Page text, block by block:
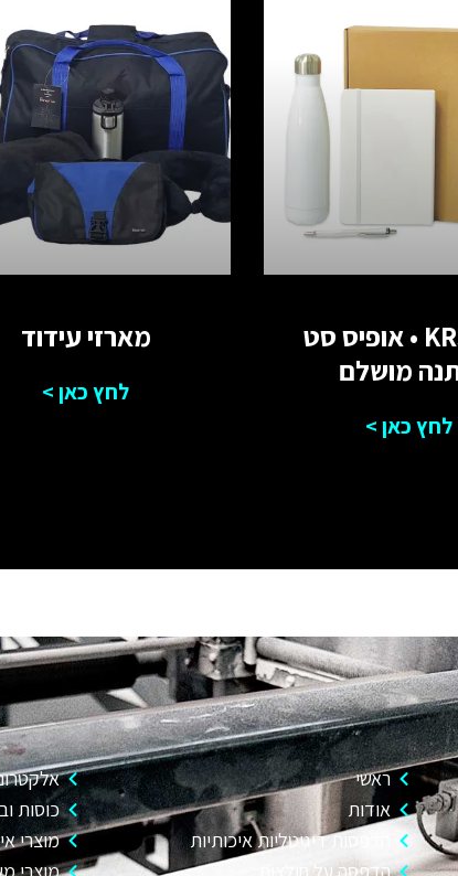
KR3070 • אופיס סט
מושלם
לחץ כאן >
מארזי עידוד
לחץ כאן >
ראשי
אודות
הדפסות דיגיטליות איכותיות
הדפסה על חולצות
כוסות
מוצרי
מוצרי